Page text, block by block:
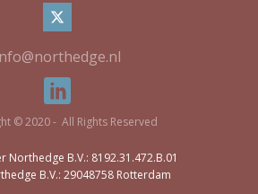
© 2020 - All Rights Reserved
Northedge B.V.: 8192.31.472.B.01
B.V.: 29048758 Rotterdam